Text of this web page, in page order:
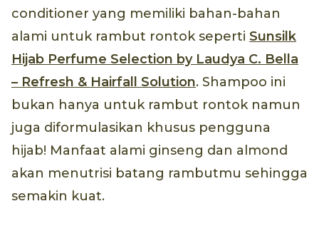
conditioner yang memiliki bahan-bahan
alami untuk rambut rontok seperti Sunsilk
Hijab Perfume Selection by Laudya C. Bella
– Refresh & Hairfall Solution. Shampoo ini
bukan hanya untuk rambut rontok namun
juga diformulasikan khusus pengguna
hijab! Manfaat alami ginseng dan almond
akan menutrisi batang rambutmu sehingga
semakin kuat.